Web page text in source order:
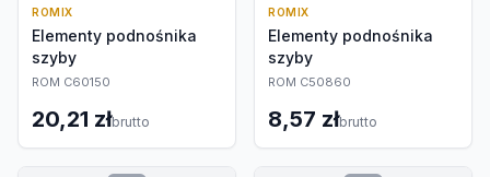
ROMIX
Elementy podnośnika
szyby
ROM C60150
20,21 złbrutto
ROMIX
Elementy podnośnika
szyby
ROM C50860
8,57 złbrutto